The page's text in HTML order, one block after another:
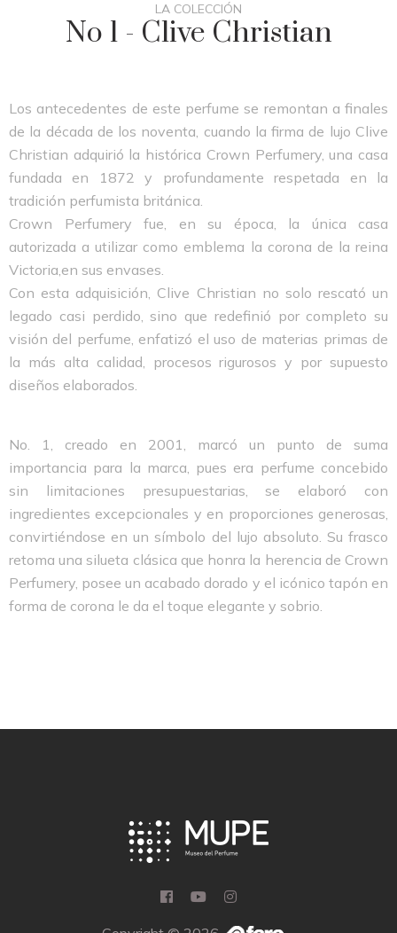
LA COLECCIÓN
No 1 - Clive Christian
Los antecedentes de este perfume se remontan a finales
de la década de los noventa, cuando la firma de lujo Clive
Christian adquirió la histórica Crown Perfumery, una casa
fundada en 1872 y profundamente respetada en la
tradición perfumista británica.
Crown Perfumery fue, en su época, la única casa
autorizada a utilizar como emblema la corona de la reina
Victoria,en sus envases.
Con esta adquisición, Clive Christian no solo rescató un
legado casi perdido, sino que redefinió por completo su
visión del perfume, enfatizó el uso de materias primas de
la más alta calidad, procesos rigurosos y por supuesto
diseños elaborados.
No. 1, creado en 2001, marcó un punto de suma
importancia para la marca, pues era perfume concebido
sin limitaciones presupuestarias, se elaboró con
ingredientes excepcionales y en proporciones generosas,
convirtiéndose en un símbolo del lujo absoluto. Su frasco
retoma una silueta clásica que honra la herencia de Crown
Perfumery, posee un acabado dorado y el icónico tapón en
forma de corona le da el toque elegante y sobrio.